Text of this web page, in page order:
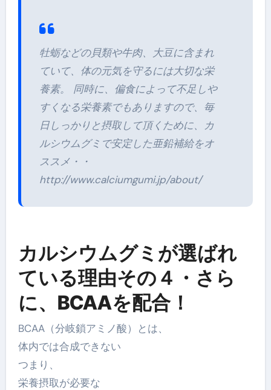
牡蛎などの貝類や牛肉、大豆に含まれ
ていて、体の元気を守るには大切な栄
養素。 同時に、偏食によって不足しや
すくなる栄養素でもありますので、毎
日しっかりと摂取して頂くために、カ
ルシウムグミで安定した亜鉛補給をオ
ススメ・・
http://www.calciumgumi.jp/about/
カルシウムグミが選ばれ
ている理由その４・さら
に、BCAAを配合！
BCAA（分岐鎖アミノ酸）とは、
体内では合成できない
つまり、
栄養摂取が必要な